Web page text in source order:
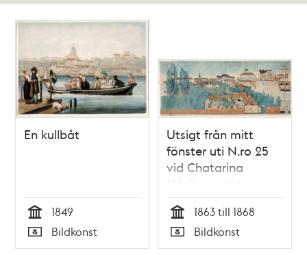
En kullbåt
Tid
1849
Typ
Bildkonst
Utsigt från mitt
fönster uti N.ro 25
vid Chatarina
Högbergsgata.
Johan Edholm (går
på lection till)
Undertecknad
Tid
1863 till 1868
Typ
Bildkonst